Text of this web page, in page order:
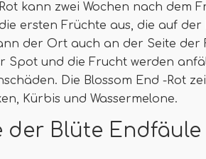
kann zwei Wochen nach dem
ersten Früchte aus, die auf
der Ort auch an der Seite der
Spot und die Frucht werden
Die Blossom End -Rot
Kürbis und Wassermelone.
der Blüte Endfäule